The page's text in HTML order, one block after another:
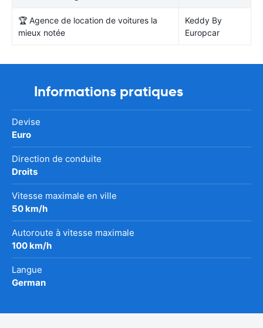
🏆 Agence de location de voitures la
mieux notée
Keddy By
Europcar
Informations pratiques
Devise
Euro
Direction de conduite
Droits
Vitesse maximale en ville
50 km/h
Autoroute à vitesse maximale
100 km/h
Langue
German